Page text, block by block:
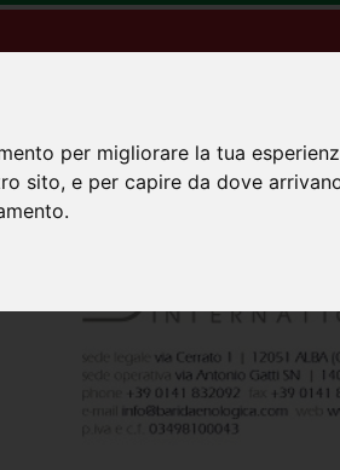
per migliorare la tua
sito, e per capire da dove
Fornitori Accreditati Viticoltura